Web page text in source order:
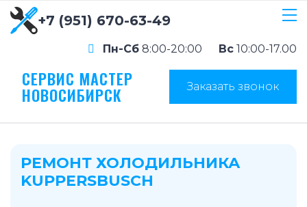
+7 (951) 670-63-49
Пн-Сб 8:00-20:00 Вс 10:00-17.00
СЕРВИС МАСТЕР
НОВОСИБИРСК Заказать звонок
РЕМОНТ ХОЛОДИЛЬНИКА
KUPPERSBUSCH